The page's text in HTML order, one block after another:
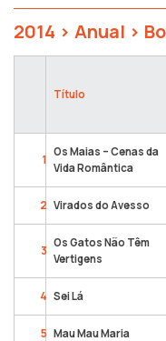
2014 > Anual >
Título
1
Os Maias – Cenas da
Vida Romântica
2 Virados do Avesso
3
Os Gatos Não Têm
Vertigens
4 Sei Lá
5 Mau Mau Maria